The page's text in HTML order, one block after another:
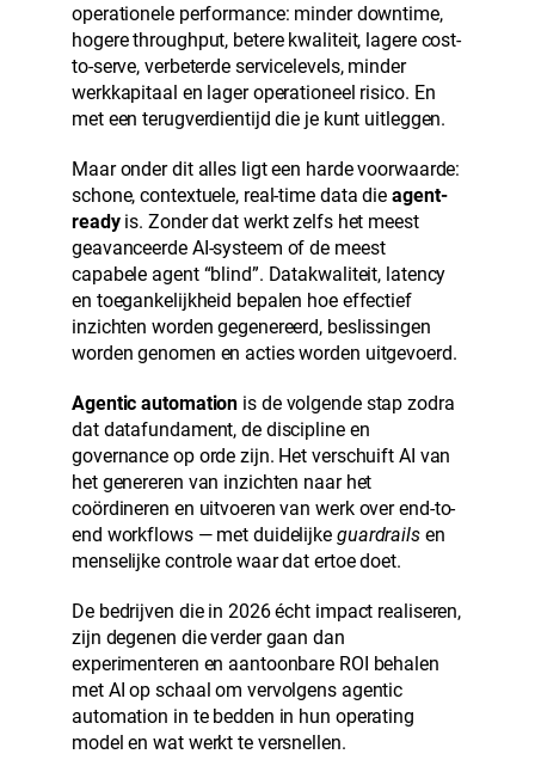
operationele performance: minder downtime,
hogere throughput, betere kwaliteit, lagere cost-
to-serve, verbeterde servicelevels, minder
werkkapitaal en lager operationeel risico. En
met een terugverdientijd die je kunt uitleggen.
Maar onder dit alles ligt een harde voorwaarde:
schone, contextuele, real-time data die agent-
readyis. Zonder dat werkt zelfs het meest
geavanceerde AI-systeem of de meest
capabele agent “blind”. Datakwaliteit, latency
en toegankelijkheid bepalen hoe effectief
inzichten worden gegenereerd, beslissingen
worden genomen en acties worden uitgevoerd.
Agentic automation is de volgende stap zodra
dat datafundament, de discipline en
governance op orde zijn. Het verschuift AI van
het genereren van inzichten naar het
coördineren en uitvoeren van werk over end-to-
end workflows — met duidelijke guardrailsen
menselijke controle waar dat ertoe doet.
De bedrijven die in 2026 écht impact realiseren,
zijn degenen die verder gaan dan
experimenteren en aantoonbare ROI behalen
met AI op schaal om vervolgens agentic
automation in te bedden in hun operating
model en wat werkt te versnellen.